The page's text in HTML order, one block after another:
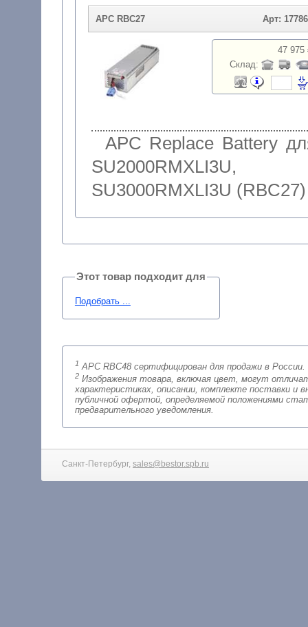
APC RBC27 Арт:
47 975
Склад:
APC Replace Battery
SU2000RMXLI3U,
SU3000RMXLI3U (RBC27)
Этот товар подходит для
Подобрать ...
1 APC RBC48 сертифицирован для продажи в России.
2Изображения товара, включая цвет, могут отличаться от
характеристиках, описании, комплекте поставки и
публичной офертой, определяемой положениями
предварительного уведомления.
Санкт-Петербург, sales@bestor.spb.ru